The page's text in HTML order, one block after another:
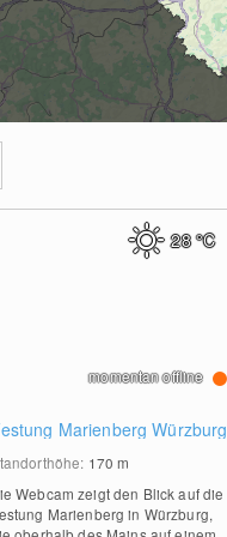
Marienberg Würzburg
170m
Webcam zeigt den Blick auf die
Marienberg in Würzburg,
28°C
momentan offline